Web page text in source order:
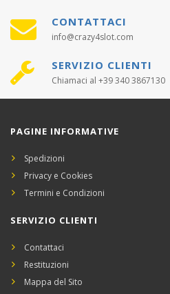
CONTATTACI
info@crazy4slot.com
SERVIZIO CLIENTI
Chiamaci al +39 340 3867130
PAGINE INFORMATIVE
Spedizioni
Privacy e Cookies
Termini e Condizioni
SERVIZIO CLIENTI
Contattaci
Restituzioni
Mappa del Sito